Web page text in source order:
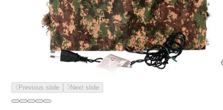
Previous slide Next slide